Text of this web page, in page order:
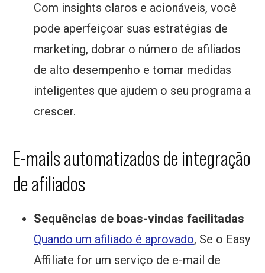
Com insights claros e acionáveis, você
pode aperfeiçoar suas estratégias de
marketing, dobrar o número de afiliados
de alto desempenho e tomar medidas
inteligentes que ajudem o seu programa a
crescer.
E-mails automatizados de integração
de afiliados
Sequências de boas-vindas facilitadas
Quando um afiliado é aprovado, Se o Easy
Affiliate for um serviço de e-mail de